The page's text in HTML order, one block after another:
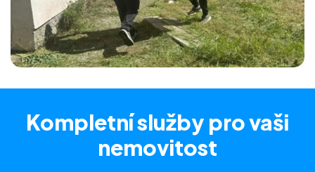
Kompletní služby pro vaši
nemovitost